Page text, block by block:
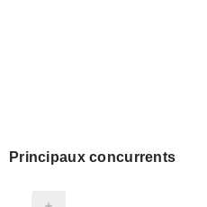
Principaux concurrents